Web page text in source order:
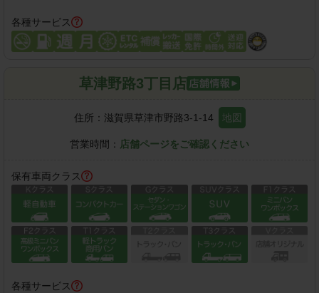
各種サービス
草津野路3丁目店
住所： 滋賀県草津市野路3-1-14 地図
営業時間： 店舗ページをご確認ください
保有車両クラス
各種サービス